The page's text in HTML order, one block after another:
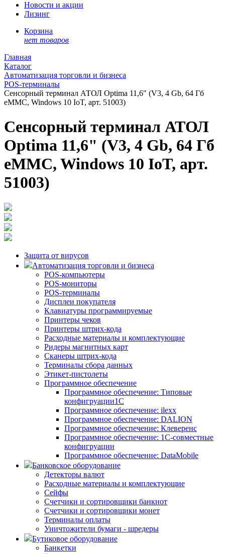
Новости и акции
Лизинг
Корзина
нет товаров
Главная
Каталог
Автоматизация торговли и бизнеса
POS-терминалы
Сенсорный терминал АТОЛ Optima 11,6" (V3, 4 Gb, 64 Гб
eMMC, Windows 10 IoT, арт. 51003)
Сенсорный терминал АТОЛ
Optima 11,6" (V3, 4 Gb, 64 Гб
eMMC, Windows 10 IoT, арт.
51003)
Защита от вирусов
Автоматизация торговли и бизнеса
POS-компьютеры
POS-мониторы
POS-терминалы
Дисплеи покупателя
Клавиатуры программируемые
Принтеры чеков
Принтеры штрих-кода
Расходные материалы и комплектующие
Ридеры магнитных карт
Сканеры штрих-кода
Терминалы сбора данных
Этикет-пистолеты
Программное обеспечение
Программное обеспечение: Типовые
конфигруации1С
Программное обеспечение: ilexx
Программное обеспечение: DALION
Программное обеспечение: Клеверенс
Программное обеспечение: 1С-совместные
конфигруации
Программное обеспечение: DataMobile
Банковское оборудование
Детекторы валют
Расходные материалы и комплектующие
Сейфы
Счетчики и сортировщики банкнот
Счетчики и сортировщики монет
Терминалы оплаты
Уничтожители бумаги - шредеры
Бутиковое оборудование
Банкетки